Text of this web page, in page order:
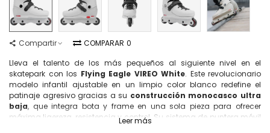
Compartir COMPARAR 0
Lleva el talento de los más pequeños al siguiente nivel en el
skatepark con los Flying Eagle VIREO White. Este revolucionario
modelo infantil ajustable en un limpio color blanco redefine el
patinaje agresivo gracias a su construcción monocasco ultra
baja, que integra bota y frame en una sola pieza para ofrecer
máxima ligereza, resistencia y control. Su sistema de puntera móvil
Leer más